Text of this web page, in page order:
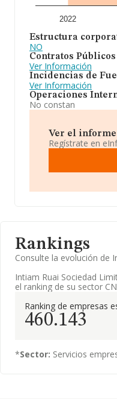
2022
Estructura
NO
Contratos
Ver Información
Incidencias de
Ver Información
Operaciones
No constan
Ver el informe
Regístrate en
Rankings
Consulte la evolución de
Intiam Ruai Sociedad
el ranking de su sector
Ranking de empresas
460.143
*Sector: Servicios